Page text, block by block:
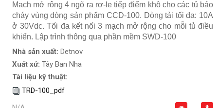
Mạch mở rộng 4 ngõ ra rơ-le tiếp điểm khô cho các tủ báo
cháy vùng dòng sản phẩm CCD-100. Dòng tải tối đa: 10A
ở 30Vdc. Tối đa kết nối 3 mạch mở rộng cho mỗi tủ điều
khiển. Lập trình thông qua phần mềm SWD-100
Nhà sản xuất: Detnov
Xuất xứ: Tây Ban Nha
Tài liệu kỹ thuật:
TRD-100_pdf